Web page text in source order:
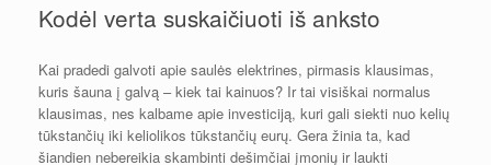
Kodėl verta suskaičiuoti iš anksto
Kai pradedi galvoti apie saulės elektrines, pirmasis klausimas,
kuris šauna į galvą – kiek tai kainuos? Ir tai visiškai normalus
klausimas, nes kalbame apie investiciją, kuri gali siekti nuo kelių
tūkstančių iki keliolikos tūkstančių eurų. Gera žinia ta, kad
šiandien nebereikia skambinti dešimčiai įmonių ir laukti